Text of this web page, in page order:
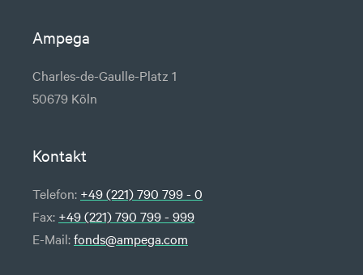
Ampega
Charles-de-Gaulle-Platz 1
50679 Köln
Kontakt
Telefon: +49 (221) 790 799 - 0
Fax: +49 (221) 790 799 - 999
E-Mail:fonds@ampega.com